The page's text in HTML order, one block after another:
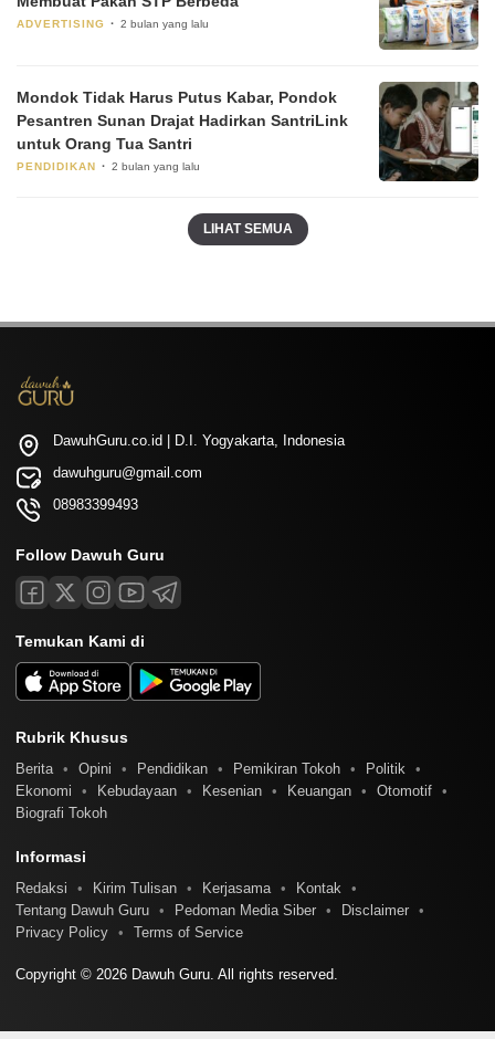
ADVERTISING 2 bulan yang lalu
Mondok Tidak Harus Putus Kabar, Pondok
Pesantren Sunan Drajat Hadirkan SantriLink
untuk Orang Tua Santri
PENDIDIKAN 2 bulan yang lalu
LIHAT SEMUA
DawuhGuru.co.id | D.I. Yogyakarta, Indonesia
dawuhguru@gmail.com
08983399493
Follow Dawuh Guru
Temukan Kami di
Rubrik Khusus
Berita Opini Pendidikan Pemikiran Tokoh
Politik
Ekonomi
Kebudayaan Kesenian Keuangan
Otomotif
Biografi Tokoh
Informasi
Redaksi Kirim Tulisan Kerjasama
Kontak
Tentang Dawuh Guru
Pedoman Media Siber
Disclaimer
Privacy Policy
Terms of Service
Copyright © 2026 Dawuh Guru. All rights reserved.